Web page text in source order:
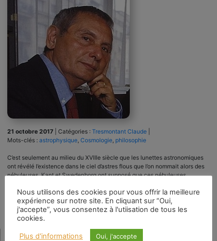
21 octobre 2017 Catégories : Tresmontant Claude
Mots-clés : astrophysique Cosmologie philosophie
C’est seulement au milieu du XVIIIe siècle que les lunettes astronomiques
ont révélé l’existence dans le ciel d’astres flous que l’on nommait alors des
nébuleuses. Kant et Swedenborg ont supposé que ces nébuleuses
milieu du XIXe siècle, en 1846, lord Rosse, avec un télescope […]
Nous utilisons des cookies pour vous offrir la meilleure
expérience sur notre site. En cliquant sur “Oui,
j'accepte”, vous consentez à l'utiisation de tous les
cookies.
Plus d'informations Oui, j'accepte